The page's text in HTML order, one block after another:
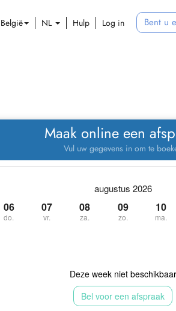
België NL Hulp Log in Bent u
Maak online een
Vul uw gegevens in om te
augustus 2026
06
do.
07
vr.
08
za.
09
zo.
10
ma.
Deze week niet beschikbaar
Bel voor een afspraak